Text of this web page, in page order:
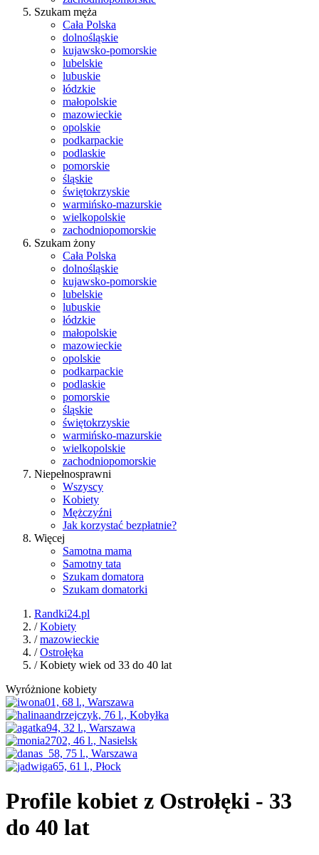
Szukam męża
Cała Polska
dolnośląskie
kujawsko-pomorskie
lubelskie
lubuskie
łódzkie
małopolskie
mazowieckie
opolskie
podkarpackie
podlaskie
pomorskie
śląskie
świętokrzyskie
warmińsko-mazurskie
wielkopolskie
zachodniopomorskie
Szukam żony
Cała Polska
dolnośląskie
kujawsko-pomorskie
lubelskie
lubuskie
łódzkie
małopolskie
mazowieckie
opolskie
podkarpackie
podlaskie
pomorskie
śląskie
świętokrzyskie
warmińsko-mazurskie
wielkopolskie
zachodniopomorskie
Niepełnosprawni
Wszyscy
Kobiety
Mężczyźni
Jak korzystać bezpłatnie?
Więcej
Samotna mama
Samotny tata
Szukam domatora
Szukam domatorki
Randki24.pl
/Kobiety
/mazowieckie
/Ostrołęka
/ Kobiety wiek od 33 do 40 lat
Wyróżnione kobiety
Profile kobiet z Ostrołęki - 33
do 40 lat